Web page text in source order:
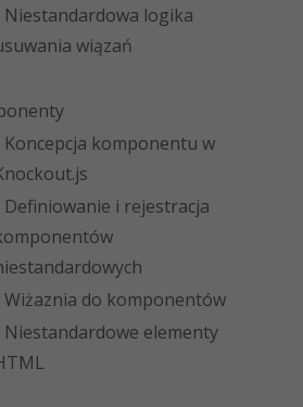
Niestandardowa logika
wiązań
Koncepcja komponentu w
Definiowanie i rejestracja
Wiżaznia do komponentów
Niestandardowe elementy